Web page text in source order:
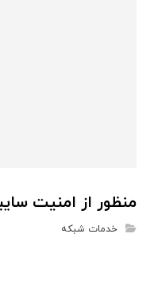
منظور از امنیت
خدمات شبکه